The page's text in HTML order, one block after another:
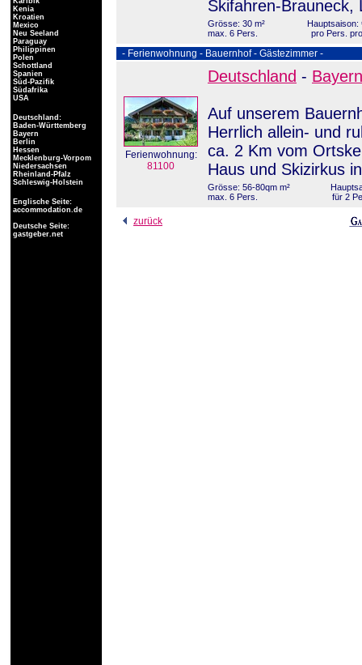
Skifahren-Brauneck,
Grösse: 30 m²
max. 6 Pers.
Hauptsaison:
pro Pers.
- Ferienwohnung - Bauernhof - Gästezimmer -
Ferienwohnung:
81100
Deutschland - Bayern
Auf unserem
Herrlich allein- und
ca. 2 Km vom
Haus und Skizirkus
Grösse: 56-80qm m²
max. 6 Pers.
für 2
zurück
Kenia
Kroatien
Mexico
Neu Seeland
Paraguay
Philippinen
Polen
Schottland
Spanien
Süd-Pazifik
Südafrika
USA
Deutschland:
Baden-Württemberg
Bayern
Berlin
Hessen
Mecklenburg-Vorpom
Niedersachsen
Rheinland-Pfalz
Schleswig-Holstein
Englische Seite:
accommodation.de
Deutsche Seite:
gastgeber.net